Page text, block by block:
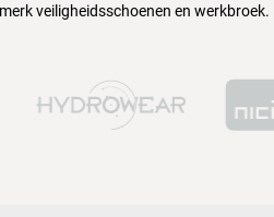
veiligheidsschoenen en werkbroek.